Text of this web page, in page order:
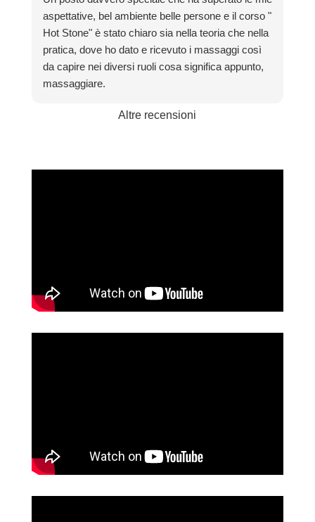
aspettative, bel ambiente belle persone e il corso "
Hot Stone" è stato chiaro sia nella teoria che nella
pratica, dove ho dato e ricevuto i massaggi così
da capire nei diversi ruoli cosa significa appunto,
massaggiare.
Altre recensioni